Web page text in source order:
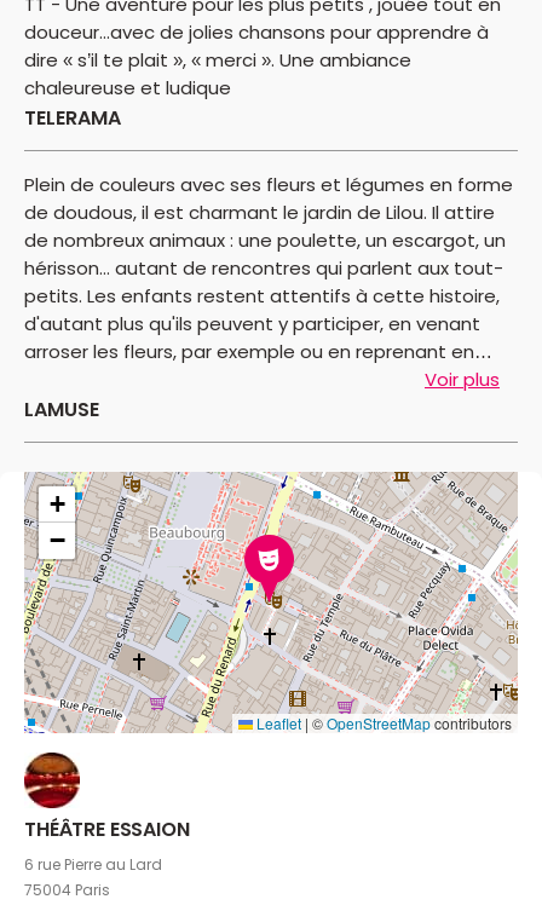
douceur...avec de jolies chansons pour apprendre à
dire « s’il te plait », « merci ». Une ambiance
chaleureuse et ludique
TELERAMA
Plein de couleurs avec ses fleurs et légumes en forme
de doudous, il est charmant le jardin de Lilou. Il attire
de nombreux animaux : une poulette, un escargot, un
hérisson... autant de rencontres qui parlent aux tout-
petits. Les enfants restent attentifs à cette histoire,
d'autant plus qu'ils peuvent y participer, en venant
arroser les fleurs, par exemple ou en reprenant en
choeur des comptines bien adaptées à leur âge.
Voir plus
LAMUSE
+
−
Leaflet | ©OpenStreetMapcontributors
THÉÂTRE ESSAION
6 rue Pierre au Lard
75004 Paris